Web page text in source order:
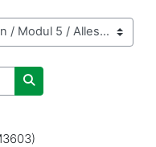
Search courses